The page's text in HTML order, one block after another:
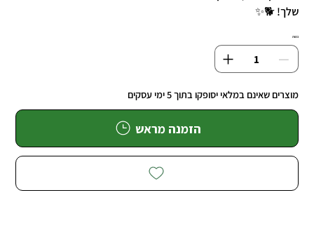
שלך! 🐕✨
כמות
מוצרים שאינם במלאי יסופקו בתוך 5 ימי עסקים
הזמנה מראש